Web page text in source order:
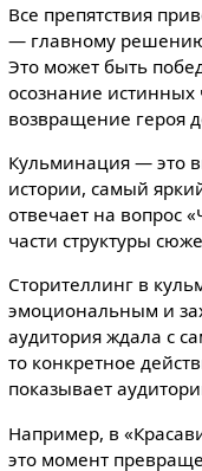
Все препятствия
— главному
Это может быть
осознание истинных
возвращение героя
Кульминация — это
истории, самый
отвечает на вопрос
части структуры
Сторителлинг в
эмоциональным и
аудитория ждала с
то конкретное
показывает
Например, в
это момент